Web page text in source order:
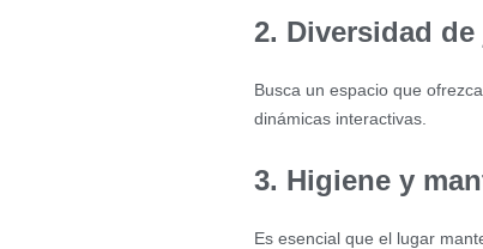
2. Diversidad
Busca un espacio que
dinámicas interactivas.
3. Higiene y
Es esencial que el lugar